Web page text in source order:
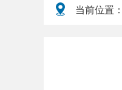
当前位置：